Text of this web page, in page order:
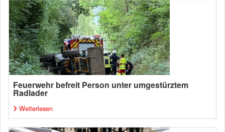
Feuerwehr befreit Person unter umgestürztem
Radlader
Weiterlesen